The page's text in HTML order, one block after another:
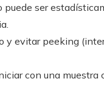
puede ser
y evitar peeking
con una muestra